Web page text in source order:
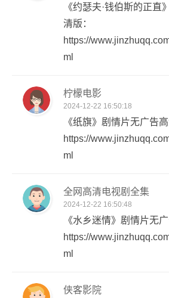
《约瑟夫·钱伯斯的正直
清版：
https://
ml
柠檬电影
2024-12-22 16:50:18
《纸旗》剧情片无广告高
https://
ml
全网高清电视剧全集
2024-12-22 16:50:48
《水乡迷情》剧情片无广
https://
ml
侠客影院